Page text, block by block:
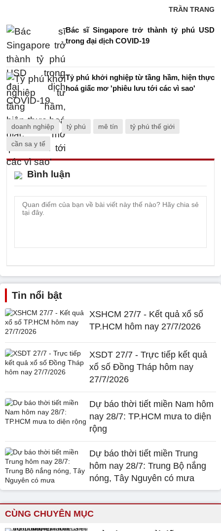
TRẦN TRANG
Bác sĩ Singapore trở thành tỷ phú USD
trong đại dịch COVID-19
Tỷ phú khởi nghiệp từ tầng hầm, hiện thực
hoá giấc mơ 'phiêu lưu tới các vì sao'
doanh nghiệp tỷ phú mê tín tỷ phú thế giới
cần sa y tế
Bình luận
Tin nổi bật
XSHCM 27/7 - Kết quả xổ số
TP.HCM hôm nay 27/7/2026
XSDT 27/7 - Trực tiếp kết quả
xổ số Đồng Tháp hôm nay
27/7/2026
Dự báo thời tiết miền Nam hôm
nay 28/7: TP.HCM mưa to diện
rộng
Dự báo thời tiết miền Trung
hôm nay 28/7: Trung Bộ nắng
nóng, Tây Nguyên có mưa
CÙNG CHUYÊN MỤC